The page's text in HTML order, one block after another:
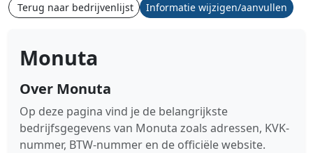
Terug naar bedrijvenlijst Informatie wijzigen/aanvullen
Monuta
Over Monuta
Op deze pagina vind je de belangrijkste
bedrijfsgegevens van Monuta zoals adressen, KVK-
nummer, BTW-nummer en de officiële website.